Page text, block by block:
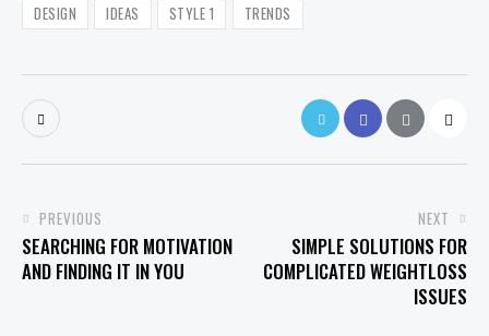
DESIGN IDEAS STYLE 1 TRENDS
POST
NAVIGATION
PREVIOUS
SEARCHING FOR MOTIVATION
AND FINDING IT IN YOU
NEXT
SIMPLE SOLUTIONS FOR
COMPLICATED WEIGHTLOSS
ISSUES